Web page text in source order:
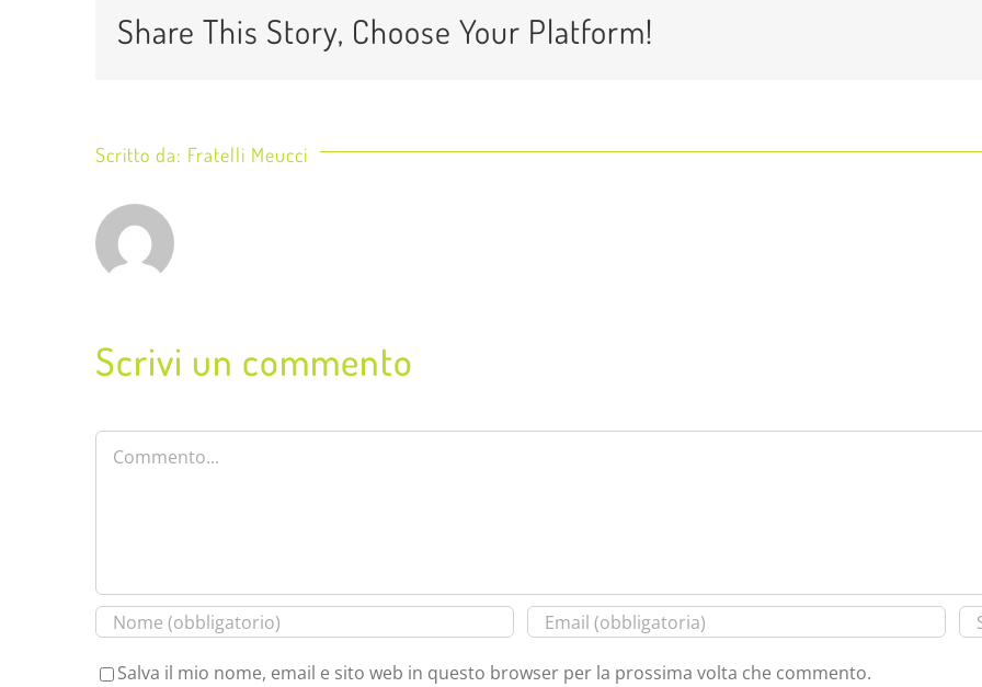
Share This Story, Choose Your Platform!
Scritto da: Fratelli Meucci
Scrivi un commento
Commento
Salva il mio nome, email e sito web in questo browser per la prossima volta che commento.